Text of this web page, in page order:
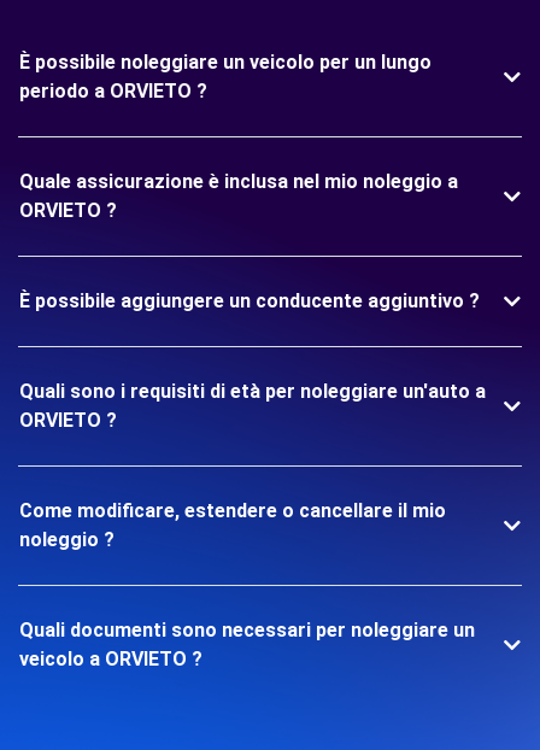
È possibile noleggiare un veicolo per un lungo
periodo a ORVIETO ?
Quale assicurazione è inclusa nel mio noleggio a
ORVIETO ?
È possibile aggiungere un conducente aggiuntivo ?
Quali sono i requisiti di età per noleggiare un'auto a
ORVIETO ?
Come modificare, estendere o cancellare il mio
noleggio ?
Quali documenti sono necessari per noleggiare un
veicolo a ORVIETO ?